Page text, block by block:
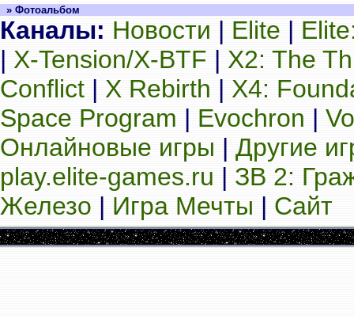
» Фотоальбом
Каналы: Новости | Elite |
| X-Tension/X-BTF | X2: The
Conflict | X Rebirth | X4:
Space Program | Evochron |
Онлайновые игры | Другие
play.elite-games.ru | ЗВ 2:
Железо | Игра Мечты | Сайт